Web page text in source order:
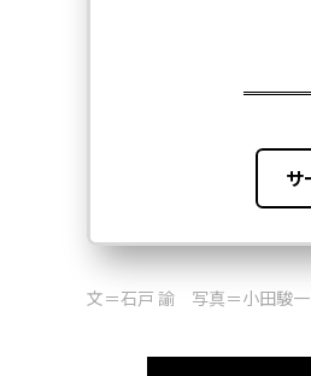
文＝石戸 諭 写真＝小田駿一